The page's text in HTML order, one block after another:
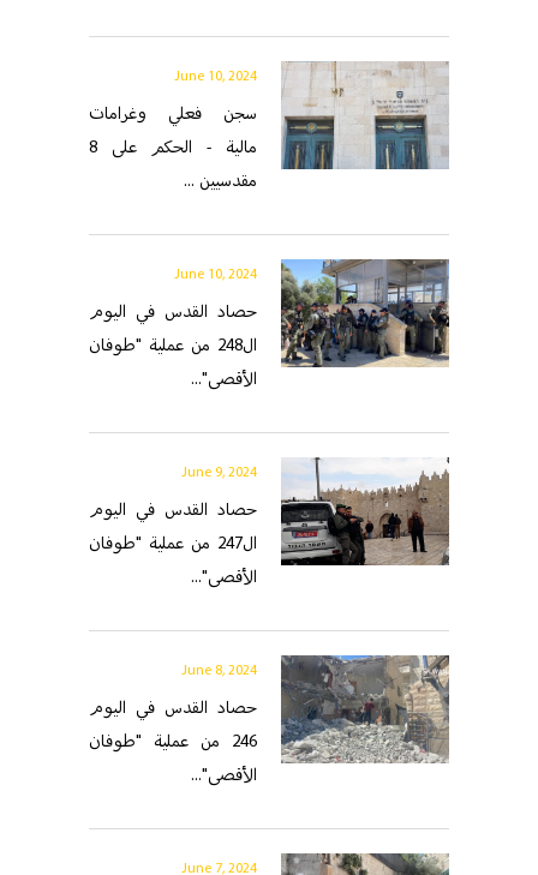
June 10, 2024
سجن فعلي وغرامات
مالية - الحكم على 8
مقدسيين ...
June 10, 2024
حصاد القدس في اليوم
ال248 من عملية "طوفان
الأقصى"...
June 9, 2024
حصاد القدس في اليوم
ال247 من عملية "طوفان
الأقصى"...
June 8, 2024
حصاد القدس في اليوم
246 من عملية "طوفان
الأقصى"...
June 7, 2024